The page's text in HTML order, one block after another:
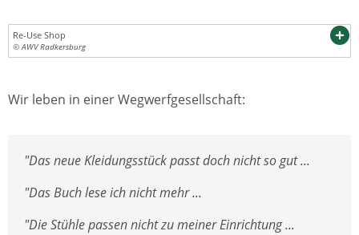
Re-Use Shop
© AWV Radkersburg
Wir leben in einer Wegwerfgesellschaft:
"Das neue Kleidungsstück passt doch nicht so gut ...
"Das Buch lese ich nicht mehr ...
"Die Stühle passen nicht zu meiner Einrichtung ...